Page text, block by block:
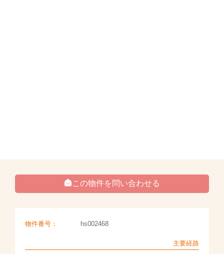
この物件を問い合わせる
物件番号： hs002468
主要経路